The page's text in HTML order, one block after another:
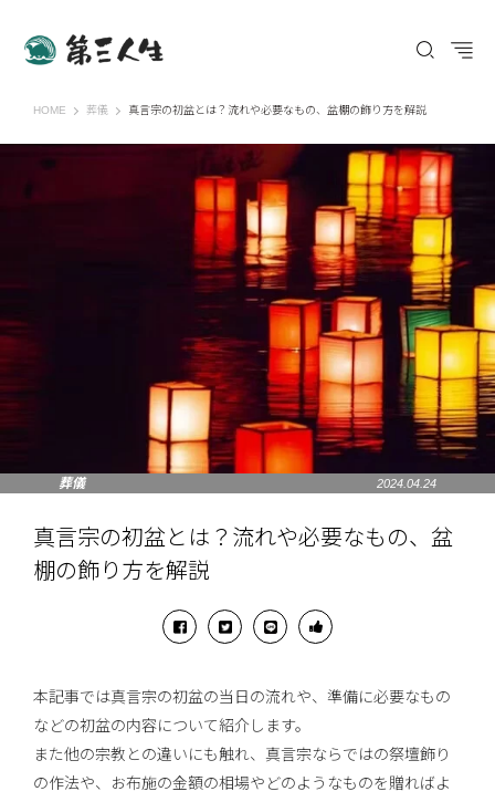
HOME 第三人生 〜寄り道の歩き方〜
葬儀 真言宗の初盆とは？流れや必要なもの、盆棚の飾り方を解説
葬儀 2024.04.24
真言宗の初盆とは？流れや必要なもの、盆
棚の飾り方を解説
本記事では真言宗の初盆の当日の流れや、準備に必要なもの
などの初盆の内容について紹介します。
また他の宗教との違いにも触れ、真言宗ならではの祭壇飾り
の作法や、お布施の金額の相場やどのようなものを贈ればよ